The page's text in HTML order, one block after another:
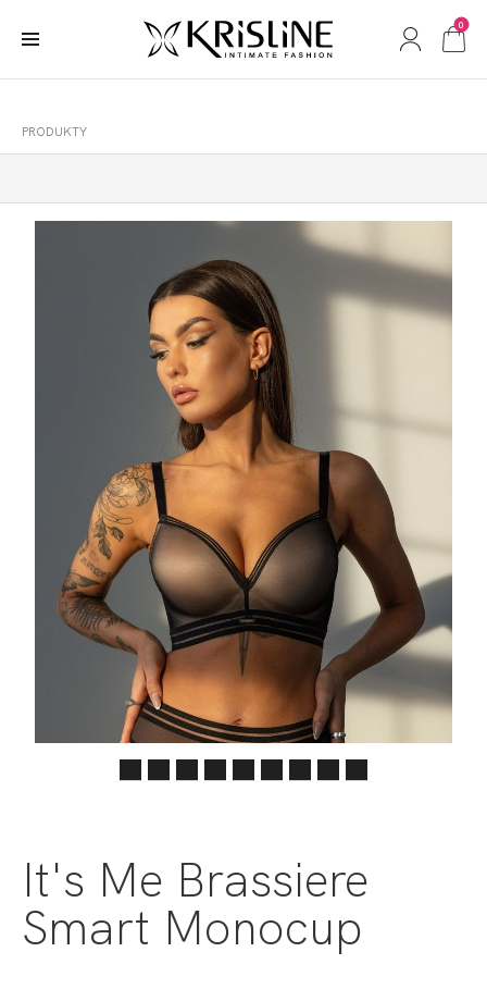
0
PRODUKTY
It's Me Brassiere
Smart Monocup